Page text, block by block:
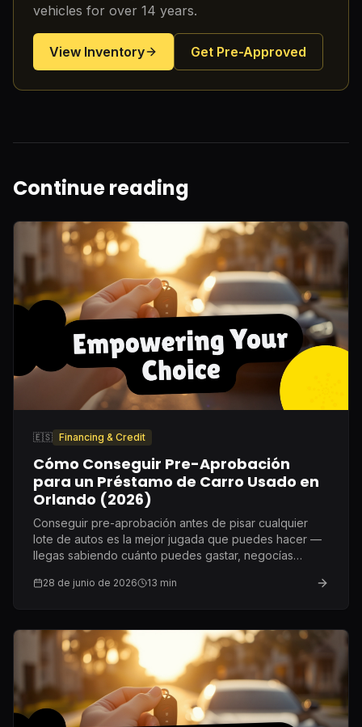
vehicles for over 14 years.
View Inventory Get Pre-Approved
Continue reading
🇪🇸 Financing & Credit
Cómo Conseguir Pre-Aprobación
para un Préstamo de Carro Usado en
Orlando (2026)
Conseguir pre-aprobación antes de pisar cualquier
lote de autos es la mejor jugada que puedes hacer —
llegas sabiendo cuánto puedes gastar, negocías
manipular tu tasa sin que lo notes.
28 de junio de 2026 13 min